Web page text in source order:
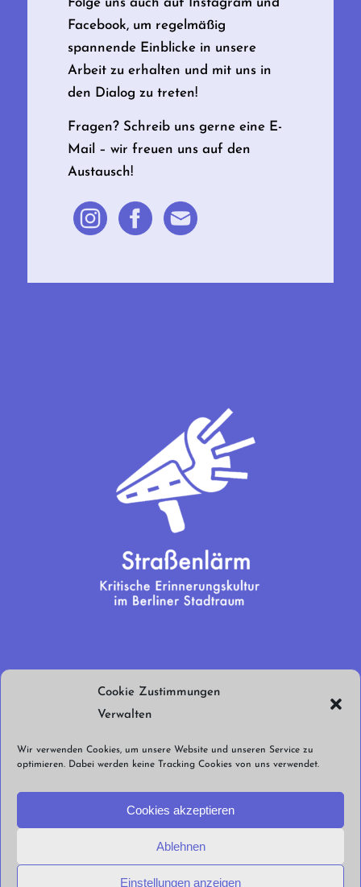
Cookie Zustimmungen
Verwalten
Wir verwenden Cookies, um unsere Website und unseren Service zu
optimieren. Dabei werden keine Tracking Cookies von uns verwendet.
Cookies akzeptieren
Ablehnen
Einstellungen anzeigen
Facebook, um regelmäßig
spannende Einblicke in unsere
Arbeit zu erhalten und mit uns in
den Dialog zu treten!
Fragen? Schreib uns gerne eine E-
Mail – wir freuen uns auf den
Austausch!
euren Support!
Jetzt spenden!